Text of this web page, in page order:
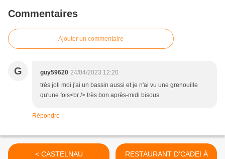
Commentaires
Ajouter un commentaire
G guy59620 24/04/2023 12:20
très joli moi j'ai un bassin aussi et je n'ai vu une grenouille
qu'une fois<br /> très bon après-midi bisous
Répondre
< CASTELNAU
RESTAURANT D'CADEI À